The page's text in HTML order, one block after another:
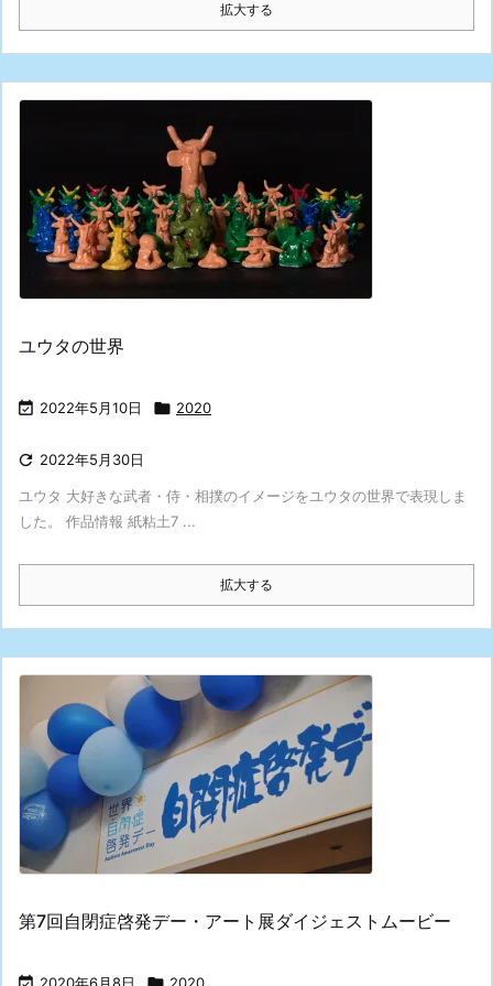
拡大する
ユウタの世界
 2022年5月10日  2020
 2022年5月30日
ユウタ 大好きな武者・侍・相撲のイメージをユウタの世界で表現しま
した。 作品情報 紙粘土7 ...
拡大する
第7回自閉症啓発デー・アート展ダイジェストムービー